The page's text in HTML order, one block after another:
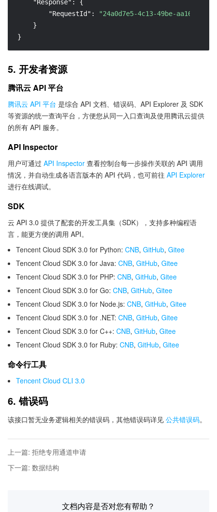
"Response" :
{
"RequestId" :
"24a0d7e5-4c13-49be-aa16-
}
}
5. 开发者资源
腾讯云 API 平台
腾讯云 API 平台 是综合 API 文档、错误码、API Explorer 及 SDK
等资源的统一查询平台，方便您从同一入口查询及使用腾讯云提供
的所有 API 服务。
API Inspector
用户可通过 API Inspector 查看控制台每一步操作关联的 API 调用
情况，并自动生成各语言版本的 API 代码，也可前往 API Explorer
进行在线调试。
SDK
云 API 3.0 提供了配套的开发工具集（SDK），支持多种编程语
言，能更方便的调用 API。
Tencent Cloud SDK 3.0 for Python: CNB, GitHub, Gitee
Tencent Cloud SDK 3.0 for Java: CNB, GitHub, Gitee
Tencent Cloud SDK 3.0 for PHP: CNB, GitHub, Gitee
Tencent Cloud SDK 3.0 for Go: CNB, GitHub, Gitee
Tencent Cloud SDK 3.0 for Node.js: CNB, GitHub, Gitee
Tencent Cloud SDK 3.0 for .NET: CNB, GitHub, Gitee
Tencent Cloud SDK 3.0 for C++: CNB, GitHub, Gitee
Tencent Cloud SDK 3.0 for Ruby: CNB, GitHub, Gitee
命令行工具
Tencent Cloud CLI 3.0
6. 错误码
该接口暂无业务逻辑相关的错误码，其他错误码详见 公共错误码。
上一篇: 拒绝专用通道申请
下一篇: 数据结构
文档内容是否对您有帮助？